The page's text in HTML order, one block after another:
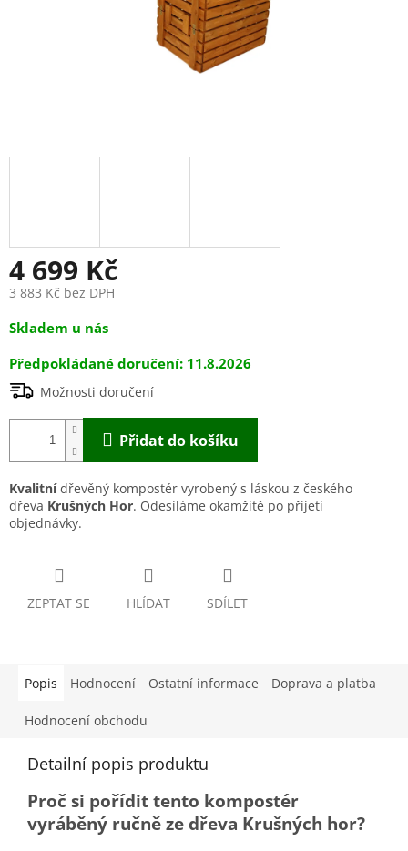
4 699 Kč
3 883 Kč bez DPH
Měrná
cena:
Skladem u nás
11.8.2026
Možnosti doručení
Přidat do košíku
Kvalitnídřevěný kompostér vyrobený s láskou z českého
dřeva Krušných Hor. Odesíláme okamžitě po přijetí
objednávky.
ZEPTAT SE HLÍDAT SDÍLET
Popis Hodnocení Ostatní informace Doprava a platba
Hodnocení obchodu
Detailní popis produktu
Proč si pořídit tento kompostér
vyráběný ručně ze dřeva Krušných hor?